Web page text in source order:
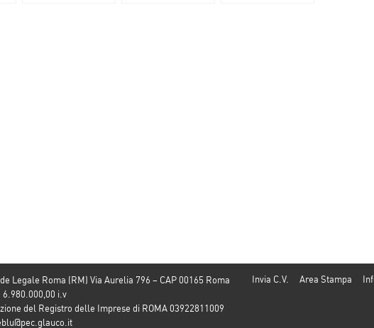
Invia C.V. Area Stampa
Legale Roma (RM) Via Aurelia 796 – CAP 00165 Roma
i.v
del Registro delle Imprese di ROMA 03922811009